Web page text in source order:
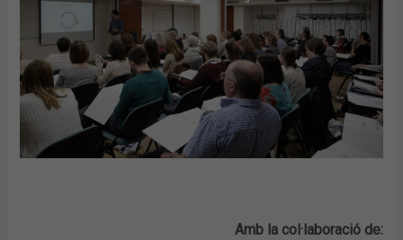
Amb la col·laboració de: